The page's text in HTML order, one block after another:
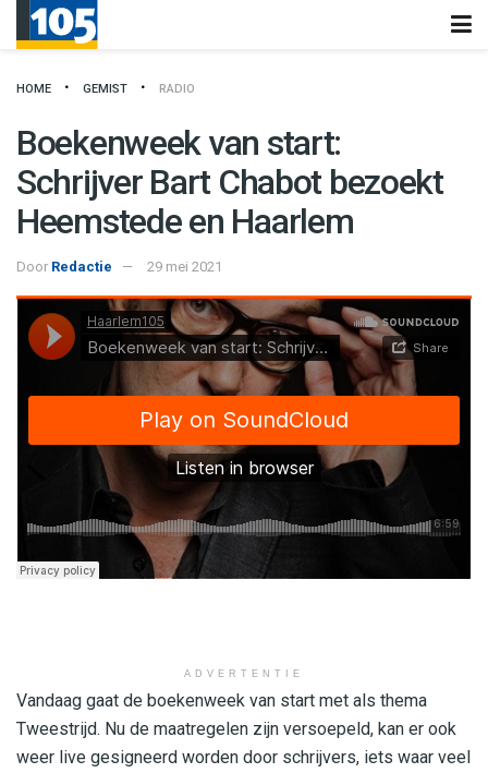
HOME GEMIST RADIO
Boekenweek van start:
Schrijver Bart Chabot bezoekt
Heemstede en Haarlem
Door Redactie 29 mei 2021
Haarlem105 Boekenweek van start: Schrijver Bart Chabot bezoekt Heemstede en Haarlem
ADVERTENTIE
Vandaag gaat de boekenweek van start met als thema
Tweestrijd. Nu de maatregelen zijn versoepeld, kan er ook
weer live gesigneerd worden door schrijvers, iets waar veel